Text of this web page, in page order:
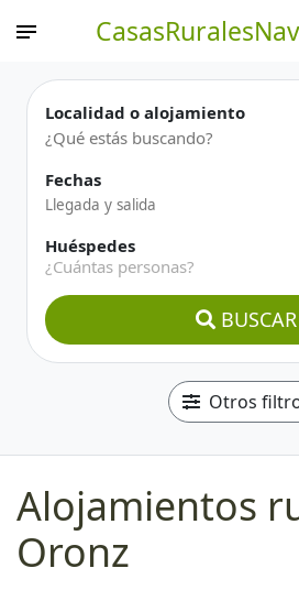
Localidad o alojamiento
Fechas
Huéspedes
¿Cuántas personas?
BUSCAR
Otros
Alojamientos
Oronz